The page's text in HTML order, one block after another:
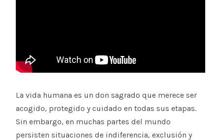
La vida humana es un don sagrado que merece ser
acogido, protegido y cuidado en todas sus etapas.
Sin embargo, en muchas partes del mundo
persisten situaciones de indiferencia, exclusión y